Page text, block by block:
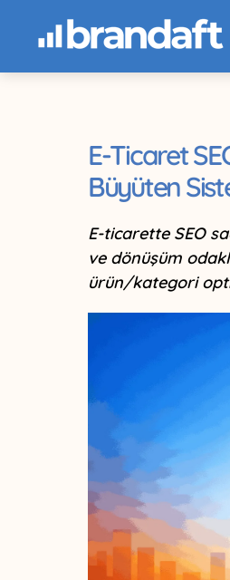
E-Ticaret
Büyüten
E-ticarette SEO
ve dönüşüm
ürün/kategori